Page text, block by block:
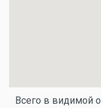
Всего в видимой